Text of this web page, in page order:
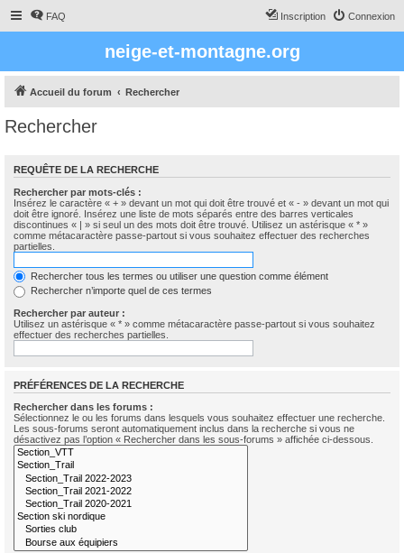
FAQ Connexion
Inscription
neige-et-montagne.org
Accueil du forum Rechercher
Rechercher
REQUÊTE DE LA RECHERCHE
Rechercher par mots-clés :
Insérez le caractère « + » devant un mot qui doit être trouvé et « - » devant un mot qui
doit être ignoré. Insérez une liste de mots séparés entre des barres verticales
discontinues « | » si seul un des mots doit être trouvé. Utilisez un astérisque « * »
comme métacaractère passe-partout si vous souhaitez effectuer des recherches
partielles.
Rechercher tous les termes ou utiliser une question comme élément
Rechercher n’importe quel de ces termes
Rechercher par auteur :
Utilisez un astérisque « * » comme métacaractère passe-partout si vous souhaitez
effectuer des recherches partielles.
PRÉFÉRENCES DE LA RECHERCHE
Rechercher dans les forums :
Sélectionnez le ou les forums dans lesquels vous souhaitez effectuer une recherche.
Les sous-forums seront automatiquement inclus dans la recherche si vous ne
désactivez pas l’option « Rechercher dans les sous-forums » affichée ci-dessous.